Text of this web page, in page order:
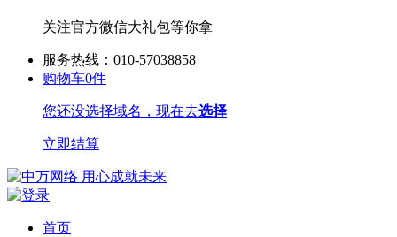
关注官方微信大礼包等你拿
服务热线：010-57038858
购物车0件
您还没选择域名，现在去选择
立即结算
首页